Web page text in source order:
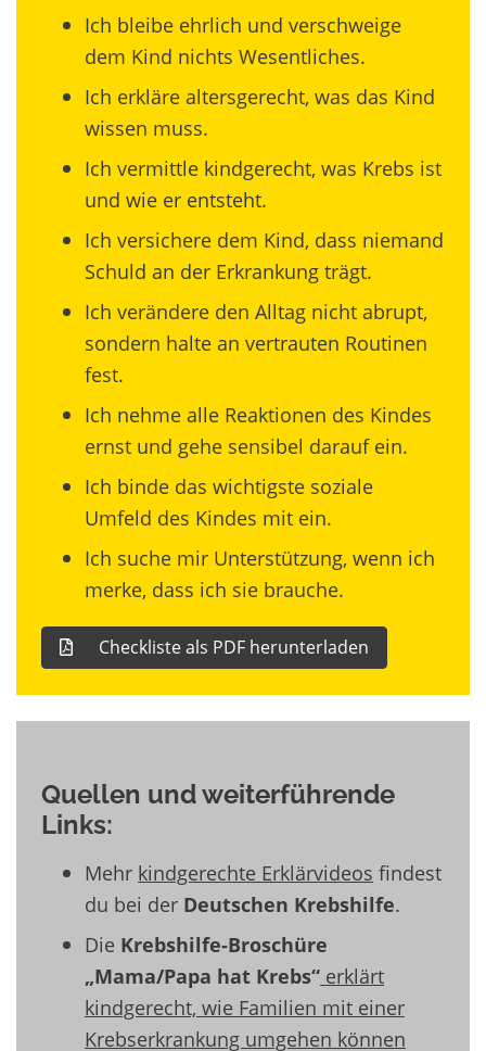
Ich bleibe ehrlich und verschweige
dem Kind nichts Wesentliches.
Ich erkläre altersgerecht, was das Kind
wissen muss.
Ich vermittle kindgerecht, was Krebs ist
und wie er entsteht.
Ich versichere dem Kind, dass niemand
Schuld an der Erkrankung trägt.
Ich verändere den Alltag nicht abrupt,
sondern halte an vertrauten Routinen
fest.
Ich nehme alle Reaktionen des Kindes
ernst und gehe sensibel darauf ein.
Ich binde das wichtigste soziale
Umfeld des Kindes mit ein.
Ich suche mir Unterstützung, wenn ich
merke, dass ich sie brauche.
Checkliste als PDF herunterladen
Quellen und weiterführende
Links:
Mehr kindgerechte Erklärvideos findest
du bei der Deutschen Krebshilfe.
Die Krebshilfe-Broschüre
„Mama/Papa hat Krebs“ erklärt
kindgerecht, wie Familien mit einer
Krebserkrankung umgehen können